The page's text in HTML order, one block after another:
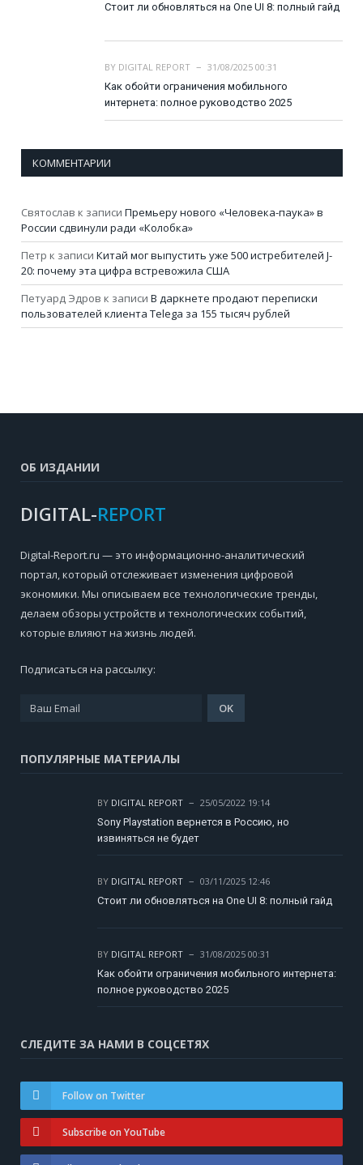
Стоит ли обновляться на One UI 8: полный гайд
BY DIGITAL REPORT
31/08/2025 00:31
Как обойти ограничения мобильного
интернета: полное руководство 2025
КОММЕНТАРИИ
Святослав к записи Премьеру нового «Человека-паука» в
России сдвинули ради «Колобка»
Петр к записи Китай мог выпустить уже 500 истребителей J-
20: почему эта цифра встревожила США
Петуард Эдров к записи В даркнете продают переписки
пользователей клиента Telega за 155 тысяч рублей
ОБ ИЗДАНИИ
DIGITAL-REPORT
Digital-Report.ru — это информационно-аналитический
портал, который отслеживает изменения цифровой
экономики. Мы описываем все технологические тренды,
делаем обзоры устройств и технологических событий,
которые влияют на жизнь людей.
Подписаться на рассылку:
ПОПУЛЯРНЫЕ МАТЕРИАЛЫ
BY DIGITAL REPORT
25/05/2022 19:14
Sony Playstation вернется в Россию, но
извиняться не будет
BY DIGITAL REPORT
03/11/2025 12:46
Стоит ли обновляться на One UI 8: полный гайд
BY DIGITAL REPORT
31/08/2025 00:31
Как обойти ограничения мобильного интернета:
полное руководство 2025
СЛЕДИТЕ ЗА НАМИ В СОЦСЕТЯХ
Follow on Twitter
Subscribe on YouTube